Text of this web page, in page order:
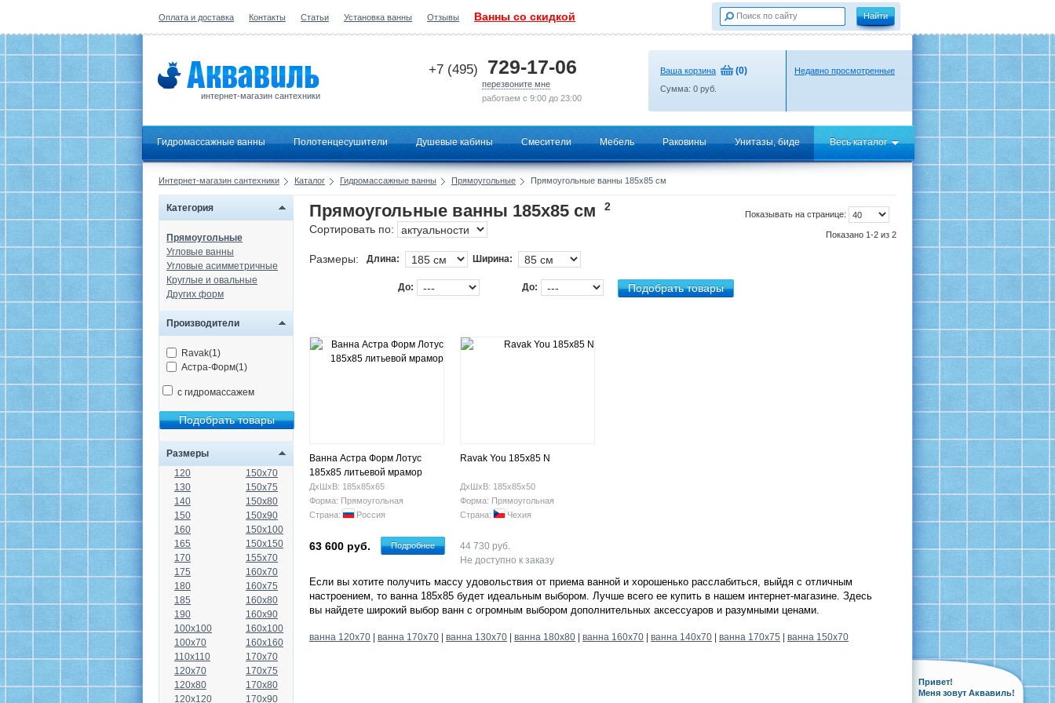
Оплата и доставка Контакты Статьи Установка ванны Отзывы Ванны со скидкой
интернет-магазин сантехники
+7 (495) 729-17-06
перезвоните мне
работаем с 9:00 до 23:00
Ваша корзина (0)
Сумма: 0 руб.
Недавно просмотренные
Гидромассажные ванны Полотенцесушители Душевые кабины Смесители Мебель Раковины Унитазы, биде Весь каталог
Интернет-магазин сантехники Каталог Гидромассажные ванны Прямоугольные Прямоугольные ванны 185х85 см
Категория
Прямоугольные
Угловые ванны
Угловые асимметричные
Круглые и овальные
Других форм
Производители
Ravak(1)
Астра-Форм(1)
с гидромассажем
Размеры
120
130
140
150
160
165
170
175
180
185
190
100x100
100x70
110x110
120x70
120x80
120x120
150x70
150x75
150x80
150x90
150x100
150x150
155x70
160x70
160x75
160x80
160x90
160x100
160x160
170x70
170x75
170x80
170x90
Показывать на странице:
Показано 1-2 из 2
Прямоугольные ванны 185х85 см
2
Сортировать по:
Размеры: Длина: Ширина:
До: До:
Ванна Астра Форм Лотус
185х85 литьевой мрамор
ДхШхВ: 185х85х65
Форма: Прямоугольная
Страна:
Россия
63 600 руб. Подробнее
Ravak You 185х85 N
ДхШхВ: 185х85х50
Форма: Прямоугольная
Страна:
Чехия
44 730 руб.
Не доступно к заказу
Если вы хотите получить массу удовольствия от приема ванной и хорошенько расслабиться, выйдя с отличным
настроением, то ванна 185х85 будет идеальным выбором. Лучше всего ее купить в нашем интернет-магазине. Здесь
вы найдете широкий выбор ванн с огромным выбором дополнительных аксессуаров и разумными ценами.
ванна 120х70 ванна 170х70 ванна 130х70 ванна 180х80 ванна 160х70 ванна 140х70 ванна 170х75 ванна 150х70
Привет!
Меня зовут Аквавиль!